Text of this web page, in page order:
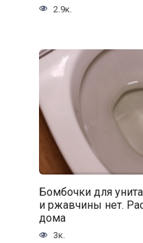
2.9к.
Бомбочки для
и ржавчины нет.
дома
3к.